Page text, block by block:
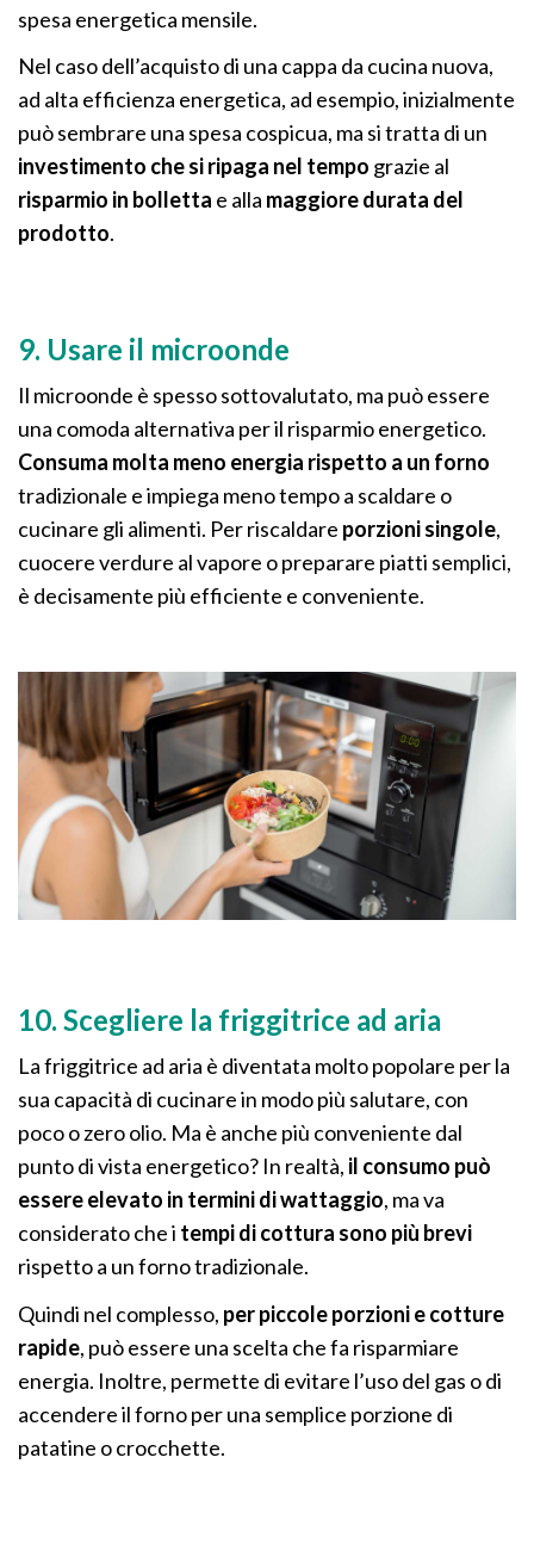
spesa energetica mensile.
Nel caso dell’acquisto di una cappa da cucina nuova,
ad alta efficienza energetica, ad esempio, inizialmente
può sembrare una spesa cospicua, ma si tratta di un
investimento che si ripaga nel tempo grazie al
risparmio in bolletta e alla maggiore durata del
prodotto.
9. Usare il microonde
Il microonde è spesso sottovalutato, ma può essere
una comoda alternativa per il risparmio energetico.
Consuma molta meno energia rispetto a un forno
tradizionale e impiega meno tempo a scaldare o
cucinare gli alimenti. Per riscaldare porzioni singole,
cuocere verdure al vapore o preparare piatti semplici,
è decisamente più efficiente e conveniente.
10. Scegliere la friggitrice ad aria
La friggitrice ad aria è diventata molto popolare per la
sua capacità di cucinare in modo più salutare, con
poco o zero olio. Ma è anche più conveniente dal
punto di vista energetico? In realtà, il consumo può
essere elevato in termini di wattaggio, ma va
considerato che i tempi di cottura sono più brevi
rispetto a un forno tradizionale.
Quindi nel complesso, per piccole porzioni e cotture
rapide, può essere una scelta che fa risparmiare
energia. Inoltre, permette di evitare l’uso del gas o di
accendere il forno per una semplice porzione di
patatine o crocchette.